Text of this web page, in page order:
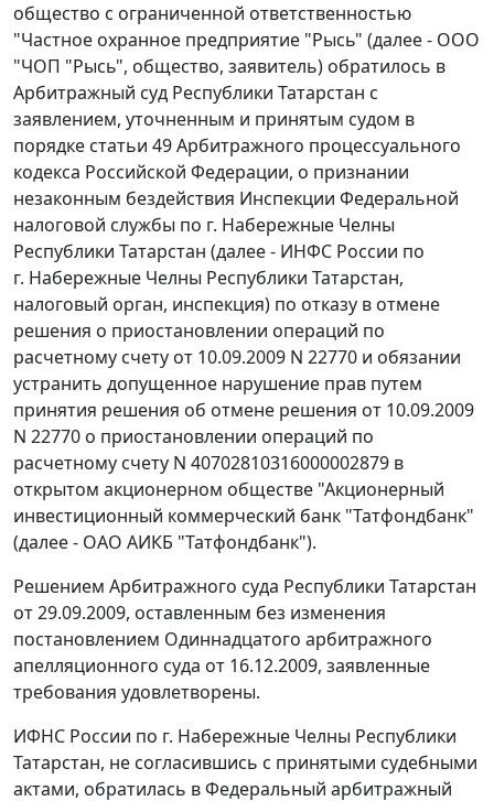
общество с ограниченной ответственностью
"Частное охранное предприятие "Рысь" (далее - ООО
"ЧОП "Рысь", общество, заявитель) обратилось в
Арбитражный суд Республики Татарстан с
заявлением, уточненным и принятым судом в
порядке статьи 49Арбитражного процессуального
кодекса Российской Федерации, о признании
незаконным бездействия Инспекции Федеральной
налоговой службы по г. Набережные Челны
Республики Татарстан (далее - ИНФС России по
г. Набережные Челны Республики Татарстан,
налоговый орган, инспекция) по отказу в отмене
решения о приостановлении операций по
расчетному счету от 10.09.2009 N 22770 и обязании
устранить допущенное нарушение прав путем
принятия решения об отмене решения от 10.09.2009
N 22770 о приостановлении операций по
расчетному счету N 40702810316000002879 в
открытом акционерном обществе "Акционерный
инвестиционный коммерческий банк "Татфондбанк"
(далее - ОАО АИКБ "Татфондбанк").
Решением Арбитражного суда Республики Татарстан
от 29.09.2009, оставленным без изменения
постановлением Одиннадцатого арбитражного
апелляционного суда от 16.12.2009, заявленные
требования удовлетворены.
ИФНС России по г. Набережные Челны Республики
Татарстан, не согласившись с принятыми судебными
актами, обратилась в Федеральный арбитражный